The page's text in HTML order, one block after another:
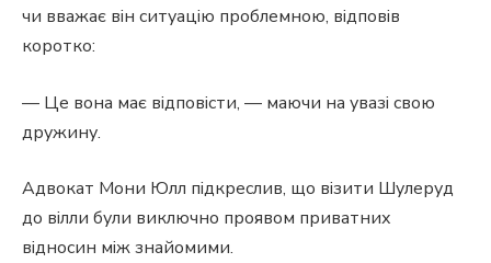
чи вважає він ситуацію проблемною, відповів
коротко:
— Це вона має відповісти, — маючи на увазі свою
дружину.
Адвокат Мони Юлл підкреслив, що візити Шулеруд
до вілли були виключно проявом приватних
відносин між знайомими.